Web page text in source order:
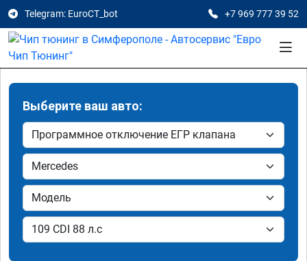
Telegram: EuroCT_bot +7 969 777 39 52
Выберите ваш авто: